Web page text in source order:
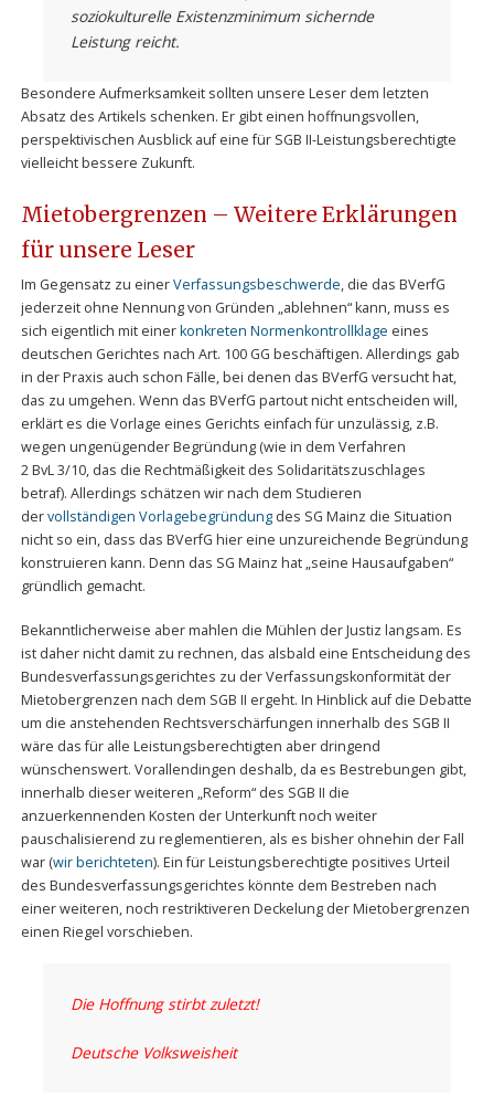
soziokulturelle Existenzminimum sichernde
Leistung reicht.
Besondere Aufmerksamkeit sollten unsere Leser dem letzten
Absatz des Artikels schenken. Er gibt einen hoffnungsvollen,
perspektivischen Ausblick auf eine für SGB II-Leistungsberechtigte
vielleicht bessere Zukunft.
Mietobergrenzen – Weitere Erklärungen
für unsere Leser
Im Gegensatz zu einerVerfassungsbeschwerde, die das BVerfG
jederzeit ohne Nennung von Gründen „ablehnen“ kann, muss es
sich eigentlich mit einerkonkreten Normenkontrollklage eines
deutschen Gerichtes nach Art. 100 GG beschäftigen. Allerdings gab
in der Praxis auch schon Fälle, bei denen das BVerfG versucht hat,
das zu umgehen. Wenn das BVerfG partout nicht entscheiden will,
erklärt es die Vorlage eines Gerichts einfach für unzulässig, z.B.
wegen ungenügender Begründung (wie in dem Verfahren
2 BvL 3/10, das die Rechtmäßigkeit des Solidaritätszuschlages
betraf). Allerdings schätzen wir nach dem Studieren
dervollständigen Vorlagebegründungdes SG Mainz die Situation
nicht so ein, dass das BVerfG hier eine unzureichende Begründung
konstruieren kann. Denn das SG Mainz hat „seine Hausaufgaben“
gründlich gemacht.
Bekanntlicherweise aber mahlen die Mühlen der Justiz langsam. Es
ist daher nicht damit zu rechnen, das alsbald eine Entscheidung des
Bundesverfassungsgerichtes zu der Verfassungskonformität der
Mietobergrenzen nach dem SGB II ergeht. In Hinblick auf die Debatte
um die anstehenden Rechtsverschärfungen innerhalb des SGB II
wäre das für alle Leistungsberechtigten aber dringend
wünschenswert. Vorallendingen deshalb, da es Bestrebungen gibt,
innerhalb dieser weiteren „Reform“ des SGB II die
anzuerkennenden Kosten der Unterkunft noch weiter
pauschalisierend zu reglementieren, als es bisher ohnehin der Fall
war (wir berichteten). Ein für Leistungsberechtigte positives Urteil
des Bundesverfassungsgerichtes könnte dem Bestreben nach
einer weiteren, noch restriktiveren Deckelung der Mietobergrenzen
einen Riegel vorschieben.
Die Hoffnung stirbt zuletzt!
Deutsche Volksweisheit